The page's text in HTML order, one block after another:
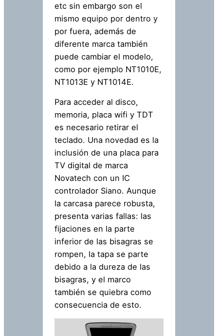
etc sin embargo son el
mismo equipo por dentro y
por fuera, además de
diferente marca también
puede cambiar el modelo,
como por ejemplo NT1010E,
NT1013E y NT1014E.
Para acceder al disco,
memoria, placa wifi y TDT
es necesario retirar el
teclado. Una novedad es la
inclusión de una placa para
TV digital de marca
Novatech con un IC
controlador Siano. Aunque
la carcasa parece robusta,
presenta varias fallas: las
fijaciones en la parte
inferior de las bisagras se
rompen, la tapa se parte
debido a la dureza de las
bisagras, y el marco
también se quiebra como
consecuencia de esto.